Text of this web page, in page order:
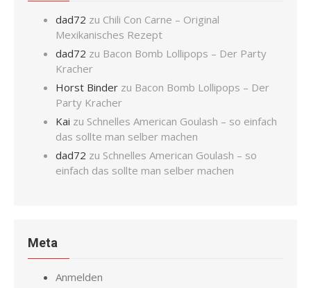
dad72 zu Chili Con Carne – Original
Mexikanisches Rezept
dad72 zu Bacon Bomb Lollipops – Der Party
Kracher
Horst Binder zu Bacon Bomb Lollipops – Der
Party Kracher
Kai zu Schnelles American Goulash – so einfach
das sollte man selber machen
dad72 zu Schnelles American Goulash – so
einfach das sollte man selber machen
Meta
Anmelden